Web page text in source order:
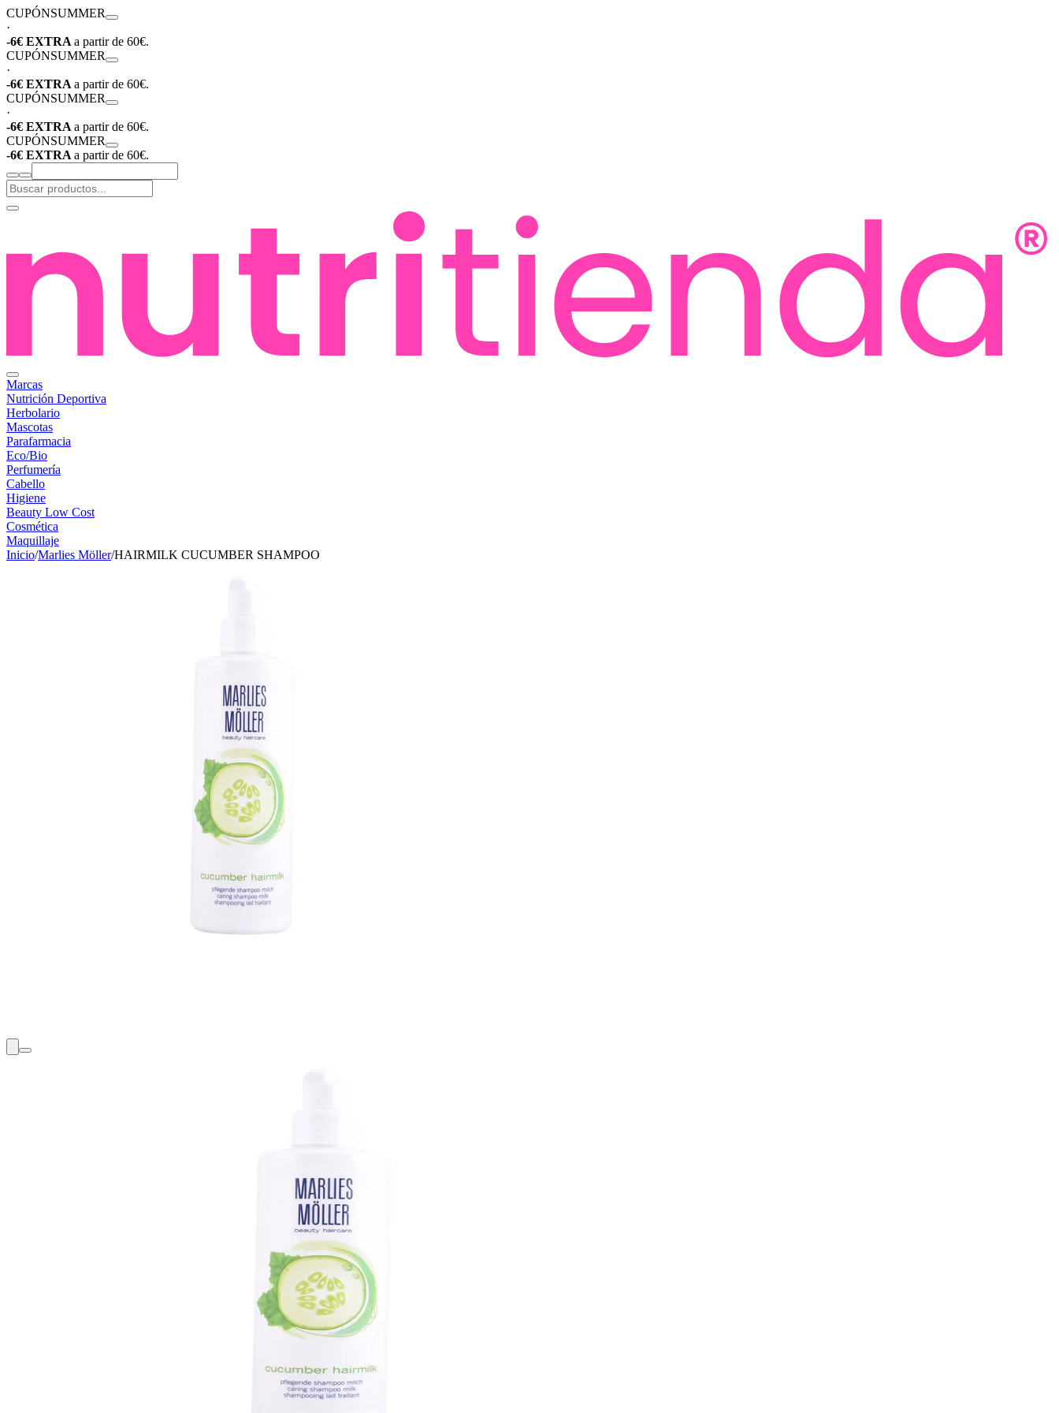
CUPÓNSUMMER
·
-6€ EXTRA a partir de 60€.
CUPÓNSUMMER
·
-6€ EXTRA a partir de 60€.
CUPÓNSUMMER
·
-6€ EXTRA a partir de 60€.
CUPÓNSUMMER
-6€ EXTRA a partir de 60€.
Marcas
Nutrición Deportiva
Herbolario
Mascotas
Parafarmacia
Eco/Bio
Perfumería
Cabello
Higiene
Beauty Low Cost
Cosmética
Maquillaje
Inicio/Marlies Möller/HAIRMILK CUCUMBER SHAMPOO